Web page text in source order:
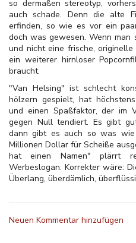
so dermaßen stereotyp,
auch schade. Denn die alte
erfinden, so wie es vor ein
doch was gewesen. Wenn
und nicht eine frische,
ein weiterer hirnloser
braucht.
"Van Helsing" ist schlecht
hölzern gespielt, hat
und einen Spaßfaktor, der im
gegen Null tendiert. Es gibt
dann gibt es auch so was
Millionen Dollar für Scheiße
hat einen Namen" plärrt
Werbeslogan. Korrekter wäre:
Überlang, überdämlich,
Neuen Kommentar hinzufügen